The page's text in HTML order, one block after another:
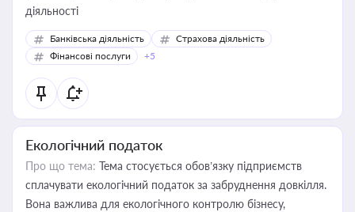
діяльності
Банківська діяльність
Страхова діяльність
Фінансові послуги
+5
Екологічний податок
Про що тема: Тема стосується обов’язку підприємств
сплачувати екологічний податок за забруднення довкілля.
Вона важлива для екологічного контролю бізнесу,